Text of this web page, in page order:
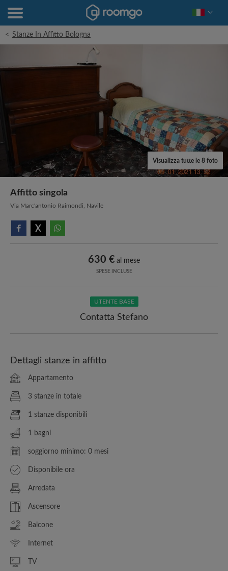
< Stanze In Affitto Bologna
Visualizza tutte le 8 foto
Affitto singola
Via Marc'antonio Raimondi, Navile
630 € al mese
SPESE INCLUSE
UTENTE BASE
Contatta Stefano
Dettagli stanze in affitto
Appartamento
3 stanze in totale
1 stanze disponibili
1 bagni
soggiorno minimo: 0 mesi
Disponibile ora
Arredata
Ascensore
Balcone
Internet
TV